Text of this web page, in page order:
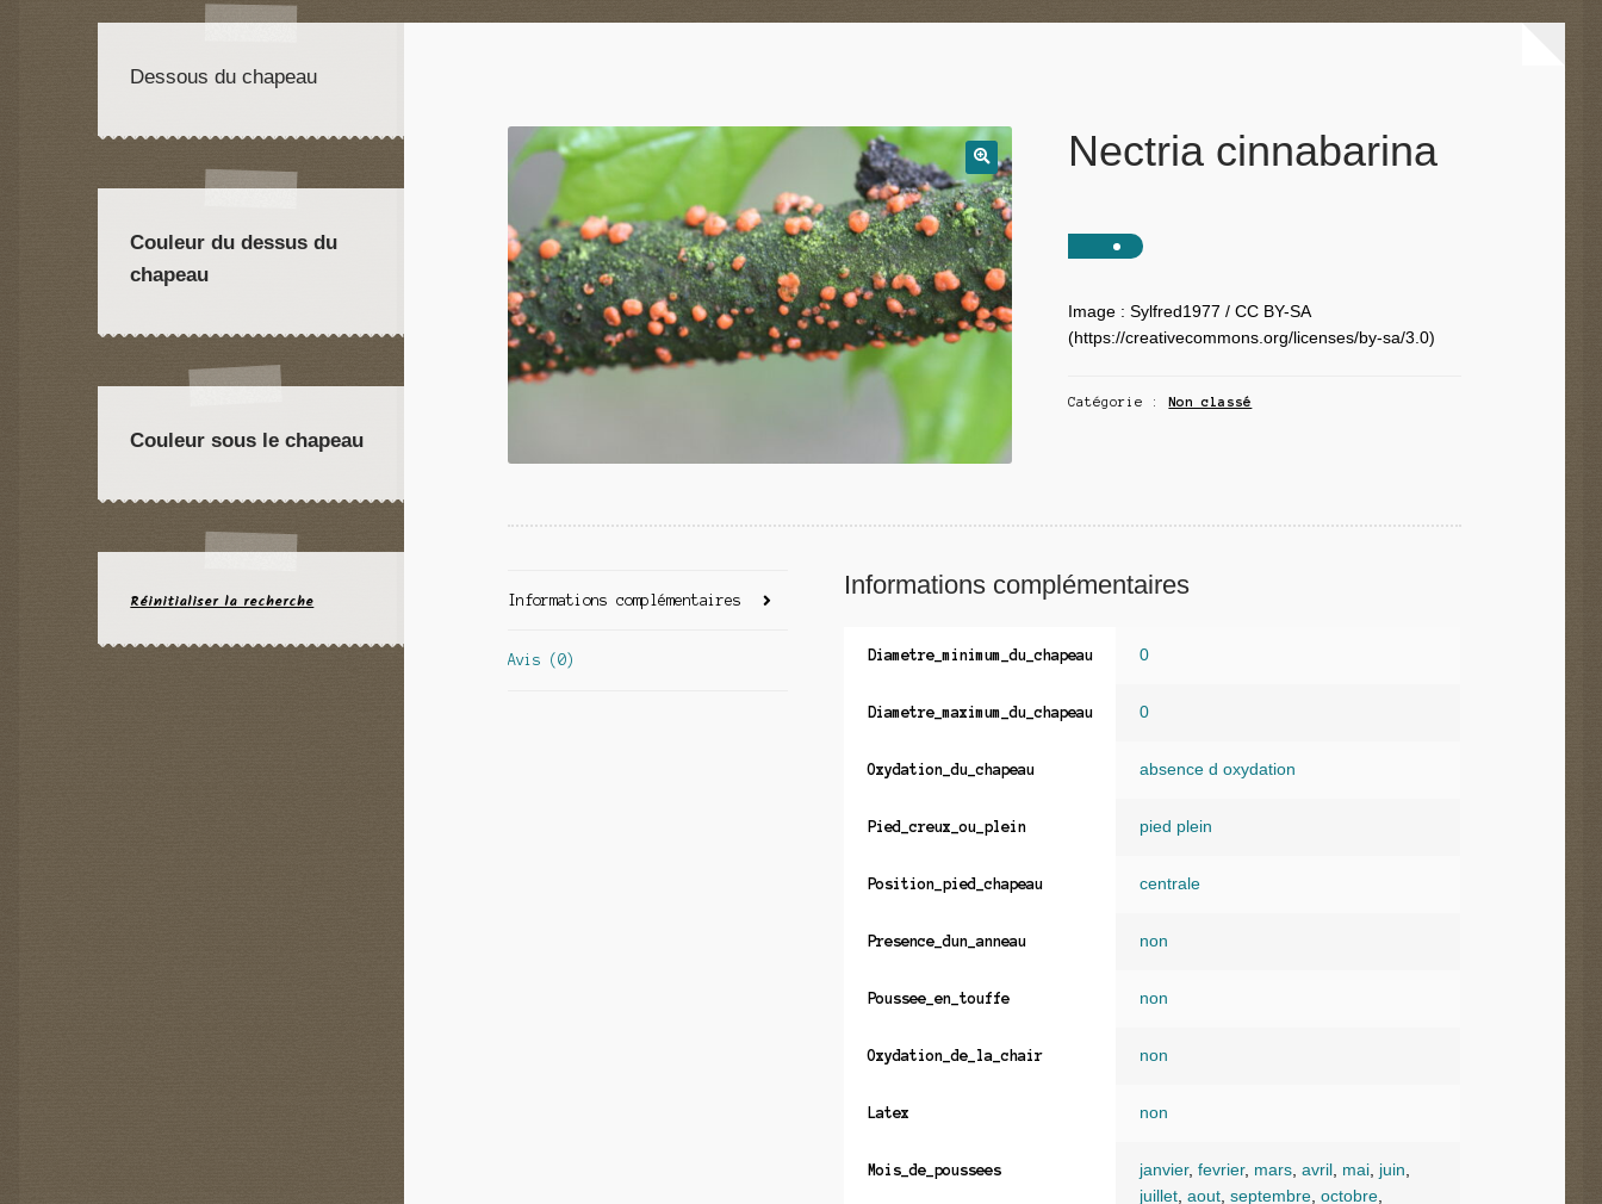
Nectria cinnabarina
Image : Sylfred1977 / CC BY-SA
(https://creativecommons.org/licenses/by-sa/3.0)
Catégorie :Non classé
Informations complémentaires
Avis (0)
Informations complémentaires
Diametre_minimum_du_chapeau 0
Diametre_maximum_du_chapeau 0
Oxydation_du_chapeau absence d oxydation
Pied_creux_ou_plein pied plein
Position_pied_chapeau centrale
Presence_dun_anneau non
Poussee_en_touffe non
Oxydation_de_la_chair non
Latex non
Mois_de_poussees janvier, fevrier, mars, avril , mai, juin,
juillet, aout, septembre, octobre,
Dessous du chapeau
Couleur du dessus du
chapeau
Couleur sous le chapeau
Réinitialiser la recherche